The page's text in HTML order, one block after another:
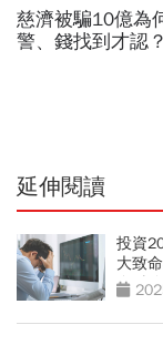
慈濟被騙10億為
警、錢找到才認
延伸閱讀
投資
大致
身財